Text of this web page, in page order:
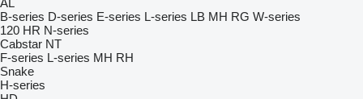
AL
B-series D-series E-series L-series LB MH RG W-series
120 HR N-series
Cabstar NT
F-series L-series MH RH
Snake
H-series